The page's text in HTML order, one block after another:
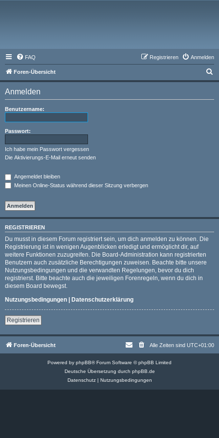
FAQ Anmelden
Registrieren
Foren-Übersicht
u
Anmelden
Benutzername:
Passwort:
Ich habe mein Passwort vergessen
Die Aktivierungs-E-Mail erneut senden
Angemeldet bleiben
Meinen Online-Status während dieser Sitzung verbergen
REGISTRIEREN
Du musst in diesem Forum registriert sein, um dich anmelden zu können. Die
Registrierung ist in wenigen Augenblicken erledigt und ermöglicht dir, auf
weitere Funktionen zuzugreifen. Die Board-Administration kann registrierten
Benutzern auch zusätzliche Berechtigungen zuweisen. Beachte bitte unsere
Nutzungsbedingungen und die verwandten Regelungen, bevor du dich
registrierst. Bitte beachte auch die jeweiligen Forenregeln, wenn du dich in
diesem Board bewegst.
Nutzungsbedingungen | Datenschutzerklärung
Registrieren
Foren-Übersicht Alle Zeiten sind UTC+01:00
Powered by phpBB® Forum Software © phpBB Limited
Deutsche Übersetzung durch phpBB.de
Datenschutz| Nutzungsbedingungen